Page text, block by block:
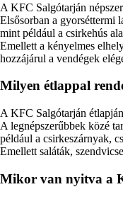
A KFC Salgótarján
Elsősorban a gyorséttermi
mint például a csirkehús
Emellett a kényelmes
hozzájárul a vendégek
Milyen étlappal
A KFC Salgótarján
A legnépszerűbbek közé
például a csirkeszárnyak,
Emellett saláták,
Mikor van nyitva a